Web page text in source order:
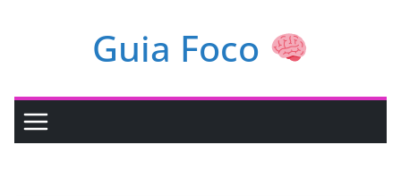
Guia Foco